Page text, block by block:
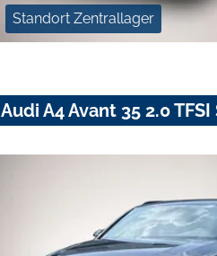
Standort Zentrallager
Audi A4 Avant 35 2.0 TFSI